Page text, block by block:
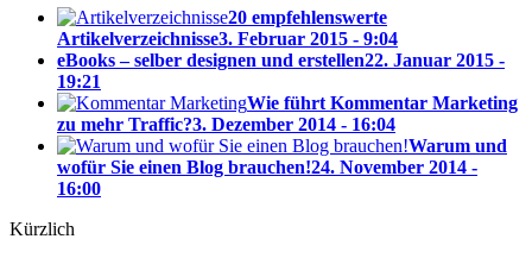
20 empfehlenswerte
Artikelverzeichnisse3. Februar 2015 - 9:04
eBooks – selber designen und erstellen22. Januar 2015 -
19:21
Wie führt Kommentar Marketing
zu mehr Traffic?3. Dezember 2014 - 16:04
Warum und
wofür Sie einen Blog brauchen!24. November 2014 -
16:00
Kürzlich